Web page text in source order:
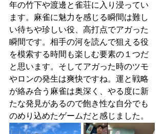
年の竹下や渡邊と雀荘に入り浸ってい
ます。麻雀に魅力を感じる瞬間は難し
い待ちや珍しい役、高打点でアガった
瞬間です。相手の河を読んで狙える役
を模索する時間も楽しむ要素の１つだ
と思います。そしてアガった時のツモ
やロンの発生は爽快ですね。運と戦略
が絡み合う麻雀は奥深く、やる度に新
たな発見があるので飽き性な自分でも
のめり込めたゲームだと感じました。